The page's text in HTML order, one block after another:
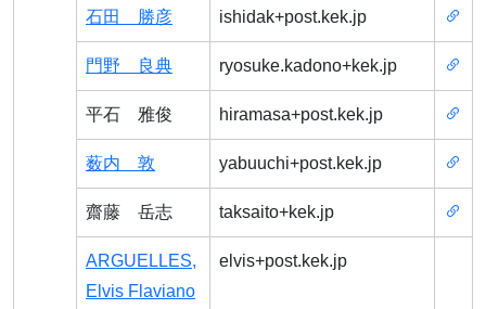
石田 勝彦 ishidak+post.kek.jp
門野 良典 ryosuke.kadono+kek.jp
平石 雅俊 hiramasa+post.kek.jp
薮内 敦 yabuuchi+post.kek.jp
齋藤 岳志 taksaito+kek.jp
ARGUELLES,
Elvis Flaviano
elvis+post.kek.jp